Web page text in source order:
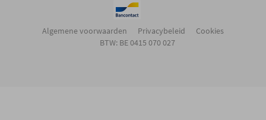
Algemene voorwaarden Privacybeleid
Cookies
BTW: BE 0415 070 027